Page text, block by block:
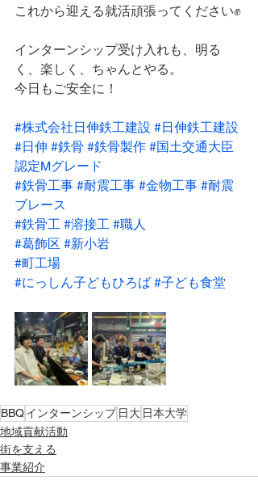
これから迎える就活頑張ってください✊
インターンシップ受け入れも、明る
く、楽しく、ちゃんとやる。
今日もご安全に！
#株式会社日伸鉄工建設 #日伸鉄工建設
#日伸 #鉄骨 #鉄骨製作 #国土交通大臣
認定Mグレード
#鉄骨工事 #耐震工事 #金物工事 #耐震
ブレース
#鉄骨工 #溶接工 #職人
#葛飾区 #新小岩
#町工場
#にっしん子どもひろば #子ども食堂
BBQインターンシップ 日大 日本大学
地域貢献活動
街を支える
事業紹介